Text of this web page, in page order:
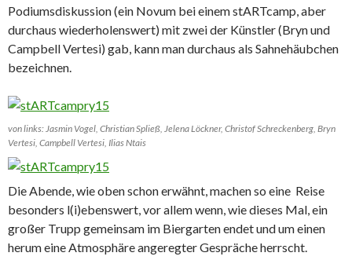
Podiumsdiskussion (ein Novum bei einem stARTcamp, aber
durchaus wiederholenswert) mit zwei der Künstler (Bryn und
Campbell Vertesi) gab, kann man durchaus als Sahnehäubchen
bezeichnen.
von links: Jasmin Vogel, Christian Spließ, Jelena Löckner, Christof Schreckenberg, Bryn
Vertesi, Campbell Vertesi, Ilias Ntais
Die Abende, wie oben schon erwähnt, machen so eine Reise
besonders l(i)ebenswert, vor allem wenn, wie dieses Mal, ein
großer Trupp gemeinsam im Biergarten endet und um einen
herum eine Atmosphäre angeregter Gespräche herrscht.